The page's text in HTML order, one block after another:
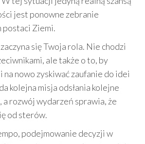
jest ponowne zebranie
postaci Ziemi.
się Twoja rola. Nie chodzi
ale także o to, by
na nowo zyskiwać zaufanie do idei
kolejna misja odsłania kolejne
rozwój wydarzeń sprawia, że
od sterów.
podejmowanie decyzji w